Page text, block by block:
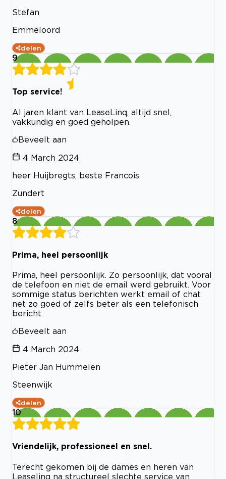
Stefan
Emmeloord
delen
9
Top service!
Al jaren klant van LeaseLinq, altijd snel,
vakkundig en goed geholpen.
Beveelt aan
4 March 2024
heer Huijbregts, beste Francois
Zundert
delen
8
Prima, heel persoonlijk
Prima, heel persoonlijk. Zo persoonlijk, dat vooral
de telefoon en niet de email werd gebruikt. Voor
sommige status berichten werkt email of chat
net zo goed of zelfs beter als een telefonisch
bericht.
Beveelt aan
4 March 2024
Pieter Jan Hummelen
Steenwijk
delen
10
Vriendelijk, professioneel en snel.
Terecht gekomen bij de dames en heren van
Leaselinq na structureel slechte service van